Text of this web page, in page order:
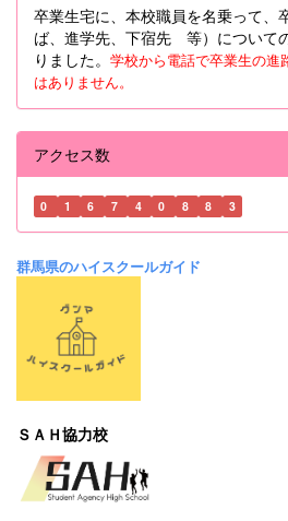
卒業生宅に、本校職員を名乗って、
ば、進学先、下宿先 等）について
りました。 学校から電話で卒業生の進
はありません。
アクセス数
0 1 6 7 4 0 8 8 3
群馬県のハイスクールガイド
ＳＡＨ協力校